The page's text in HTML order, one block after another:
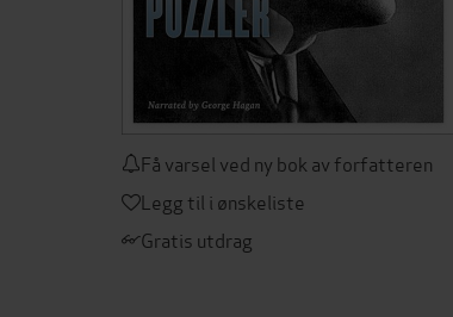
Få varsel ved ny bok av forfatteren
Legg til i ønskeliste
Gratis utdrag